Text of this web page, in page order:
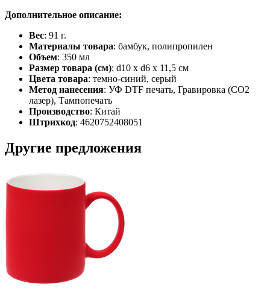
Дополнительное описание:
Вес: 91 г.
Материалы товара: бамбук, полипропилен
Объем: 350 мл
Размер товара (см): d10 х d6 х 11,5 см
Цвета товара: темно-синий, серый
Метод нанесения: УФ DTF печать, Гравировка (CO2
лазер), Тампопечать
Производство: Китай
Штрихкод: 4620752408051
Другие предложения